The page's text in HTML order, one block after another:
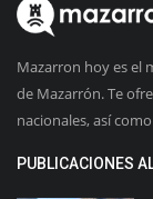
Mazarron hoy es el
de Mazarrón. Te
nacionales, así
PUBLICACIONES